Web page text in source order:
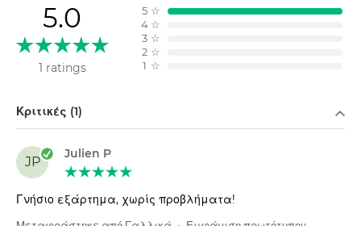
5.0
1 ratings
5 ☆
4 ☆
3 ☆
2 ☆
1 ☆
Κριτικές (1)
JP
Julien P
Γνήσιο εξάρτημα, χωρίς προβλήματα!